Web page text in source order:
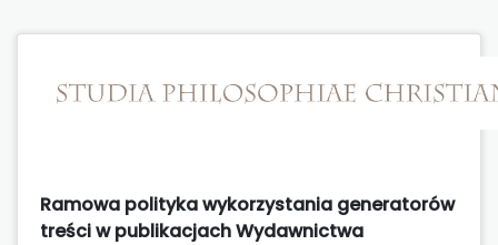
Ramowa polityka wykorzystania generatorów
treści w publikacjach Wydawnictwa